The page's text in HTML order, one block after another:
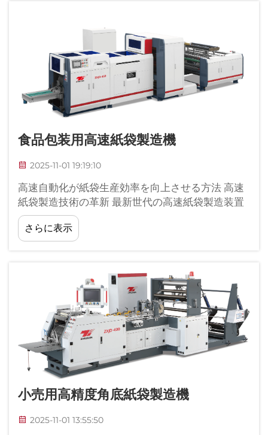
食品包装用高速紙袋製造機
2025-11-01 19:19:10
高速自動化が紙袋生産効率を向上させる方法 高速
紙袋製造技術の革新 最新世代の高速紙袋製造装置
は、包装材の生産方法において大きな進歩を示し
ている…
さらに表示
小売用高精度角底紙袋製造機
2025-11-01 13:55:50